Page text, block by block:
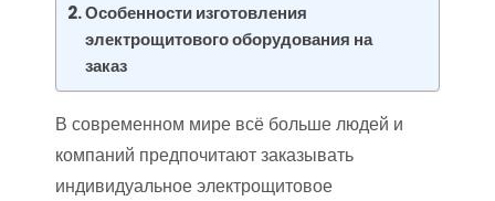
Особенности изготовления
электрощитового оборудования на
заказ
В современном мире всё больше людей и
компаний предпочитают заказывать
индивидуальное электрощитовое